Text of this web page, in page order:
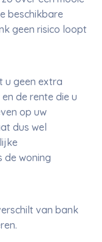
beschikbare
geen risico loopt
u geen extra
de rente die u
op uw
dus wel
de woning
van bank